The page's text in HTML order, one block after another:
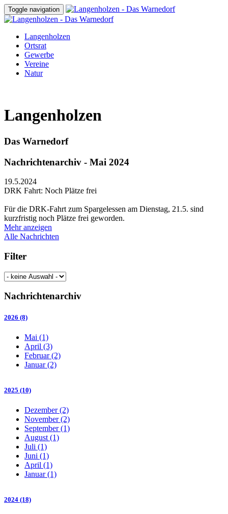
Toggle navigation
Langenholzen
Ortsrat
Gewerbe
Vereine
Natur
Langenholzen
Das Warnedorf
Nachrichtenarchiv - Mai 2024
19.5.2024
DRK Fahrt: Noch Plätze frei
Für die DRK-Fahrt zum Spargelessen am Dienstag, 21.5. sind
kurzfristig noch Plätze frei geworden.
Mehr anzeigen
Alle Nachrichten
Filter
Nachrichtenarchiv
2026 (8)
Mai (1)
April (3)
Februar (2)
Januar (2)
2025 (10)
Dezember (2)
November (2)
September (1)
August (1)
Juli (1)
Juni (1)
April (1)
Januar (1)
2024 (18)